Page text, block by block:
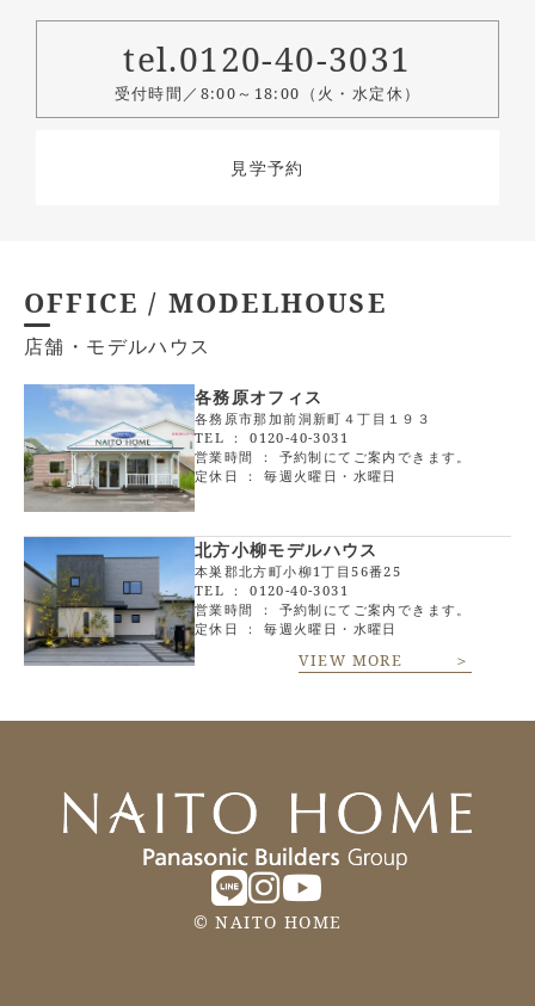
tel.0120-40-3031
受付時間／8:00～18:00（火・水定休）
見学予約
OFFICE / MODELHOUSE
店舗・モデルハウス
各務原オフィス
各務原市那加前洞新町４丁目１９３
TEL ：0120-40-3031
営業時間 ： 予約制にてご案内できます。
定休日 ： 毎週火曜日・水曜日
北方小柳モデルハウス
本巣郡北方町小柳1丁目56番25
TEL ：0120-40-3031
営業時間 ： 予約制にてご案内できます。
定休日 ： 毎週火曜日・水曜日
VIEW MORE ＞
©NAITO HOME